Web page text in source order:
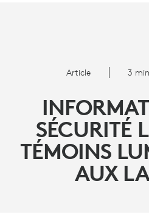
SÉCURITÉ
TÉMOINS
LUMINEUX
Article 3
SÉCURITÉ
TÉMOINS
AUX